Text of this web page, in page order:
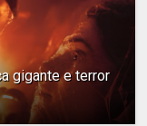
gigante e terror